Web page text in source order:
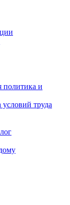
политика и
труда